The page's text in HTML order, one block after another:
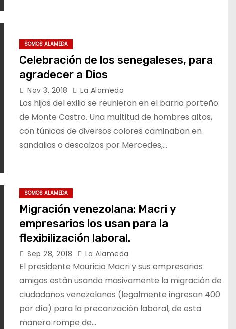
SOMOS ALAMEDA
Celebración de los senegaleses, para
agradecer a Dios
Nov 3, 2018 La Alameda
Los hijos del exilio se reunieron en el barrio porteño
de Monte Castro. Una multitud de hombres altos,
con túnicas de diversos colores caminaban en
sandalias o descalzos por Mercedes,…
SOMOS ALAMEDA
Migración venezolana: Macri y
empresarios los usan para la
flexibilización laboral.
Sep 28, 2018 La Alameda
El presidente Mauricio Macri y sus empresarios
amigos están usando masivamente la migración de
ciudadanos venezolanos (legalmente ingresan 400
por día) para la precarización laboral, de esta
manera rompe de…